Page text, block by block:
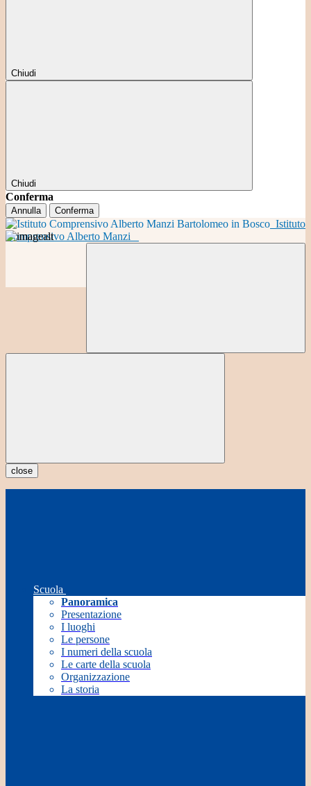
Chiudi
Chiudi
Conferma
Annulla Conferma
Istituto
Comprensivo Alberto Manzi
close
Scuola
Panoramica
Presentazione
I luoghi
Le persone
I numeri della scuola
Le carte della scuola
Organizzazione
La storia